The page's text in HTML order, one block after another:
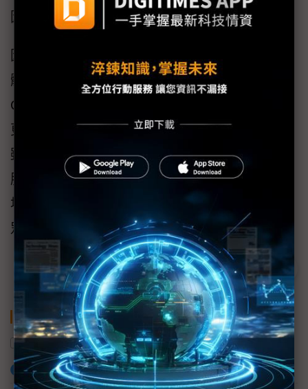
因此在市場的差異化發展上已相當明確。
因應未來市場需求面愈來愈廣，大眾電腦在軟
體平台上更積極與國際大廠合作，如Mentor
Graphics、QNX、Adeno Embedded，以提供
更完整的平台服務。在市場定位上，大眾電腦
雖不是解決方案提供者，但在ODM還有平台的
服務上經由這幾年的發展建立了已趨成熟的市
場應用產品，由於產品的週期變長了許多，大
眾電腦的穩定發展可受市場更高的期待。
關鍵字
大眾電腦 Android 儀表板
加入已選取到「關鍵字追蹤」